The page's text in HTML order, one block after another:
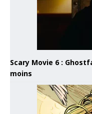
Scary Movie 6 :
moins